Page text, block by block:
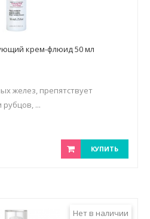
крем-флюид 50 мл
желез, препятствует
...
КУПИТЬ
Нет в наличии